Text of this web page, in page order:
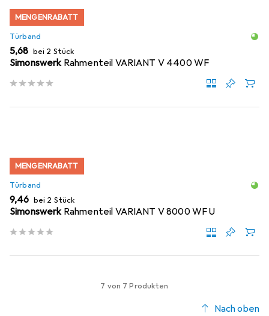
MENGENRABATT
Türband
EUR
5,68 bei 2 Stück
Simonswerk Rahmenteil VARIANT V 4400 WF
MENGENRABATT
Türband
EUR
9,46 bei 2 Stück
Simonswerk Rahmenteil VARIANT V 8000 WF U
7 von 7 Produkten
Nach oben